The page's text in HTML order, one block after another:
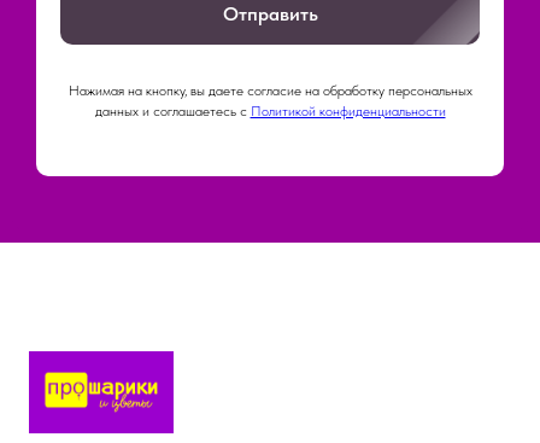
Отправить
Нажимая на кнопку, вы даете согласие на обработку персональных
данных и соглашаетесь c Политикой конфиденциальности